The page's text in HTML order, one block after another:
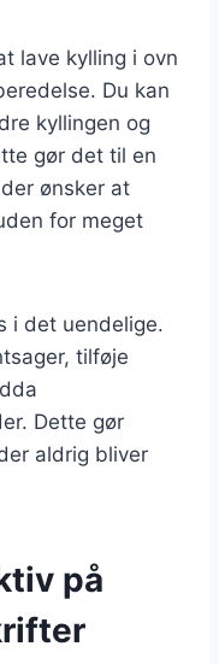
lave kylling i ovn
Du kan
kyllingen og
gør det til en
ønsker at
for meget
i det uendelige.
tilføje
Dette gør
aldrig bliver
på